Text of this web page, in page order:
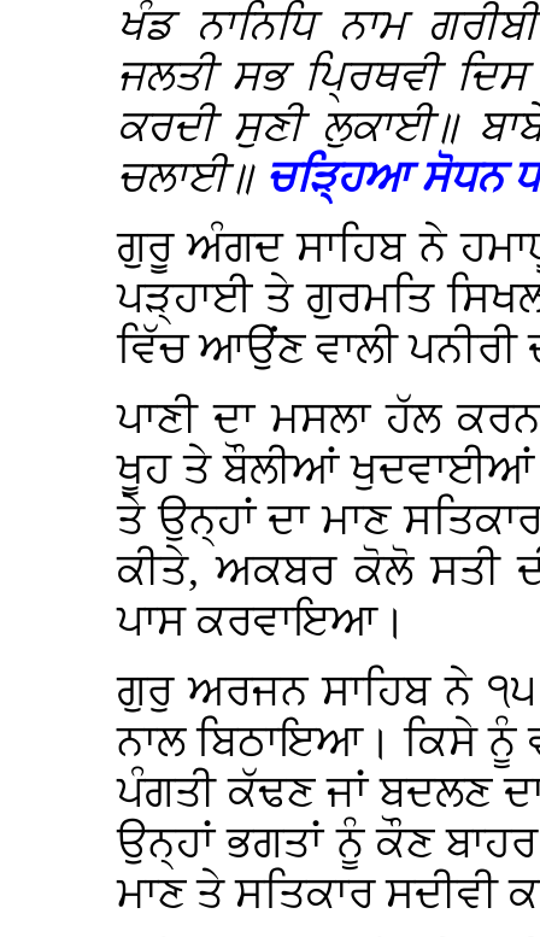
ਖੰਡ ਨਾਨਿਧਿ ਨਾਮ
ਜਲਤੀ ਸਭ ਪ੍ਰਿਥਵੀ
ਕਰਦੀ ਸੁਣੀ ਲੁਕਾਈ॥
ਚਲਾਈ॥ ਚੜ੍ਹਿਆ ਸੋਧਨ
ਗੁਰੂ ਅੰਗਦ ਸਾਹਿਬ ਨੇ
ਪੜ੍ਹਾਈ ਤੇ ਗੁਰਮਤਿ
ਵਿੱਚ ਆਉਂਣ ਵਾਲੀ
ਪਾਣੀ ਦਾ ਮਸਲਾ ਹੱਲ
ਖੂਹ ਤੇ ਬੌਲੀਆਂ
ਤੇ ਉਨ੍ਹਾਂ ਦਾ ਮਾਣ
ਕੀਤੇ, ਅਕਬਰ ਕੋਲੋ ਸਤੀ
ਪਾਸ ਕਰਵਾਇਆ।
ਗੁਰੁ ਅਰਜਨ ਸਾਹਿਬ ਨੇ
ਨਾਲ ਬਿਠਾਇਆ। ਕਿਸੇ ਨੂੰ
ਪੰਗਤੀ ਕੱਢਣ ਜਾਂ ਬਦਲਣ
ਉਨ੍ਹਾਂ ਭਗਤਾਂ ਨੂੰ ਕੌਣ
ਮਾਣ ਤੇ ਸਤਿਕਾਰ ਸਦੀਵੀ